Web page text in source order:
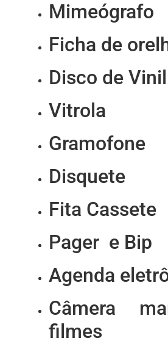
Mimeógrafo
Ficha de
Disco de Vinil
Vitrola
Gramofone
Disquete
Fita Cassete
Pager e Bip
Agenda
Câmera
filmes